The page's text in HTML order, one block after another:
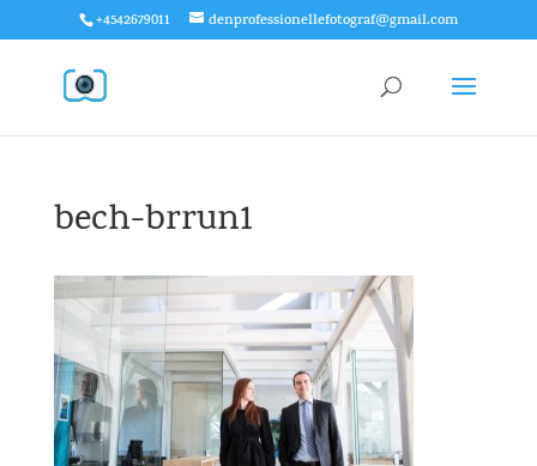
+4542679011 denprofessionellefotograf@gmail.com
bech-brrun1